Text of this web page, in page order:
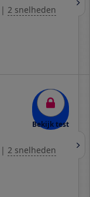
| 2 snelheden
Bekijk test
| 2 snelheden